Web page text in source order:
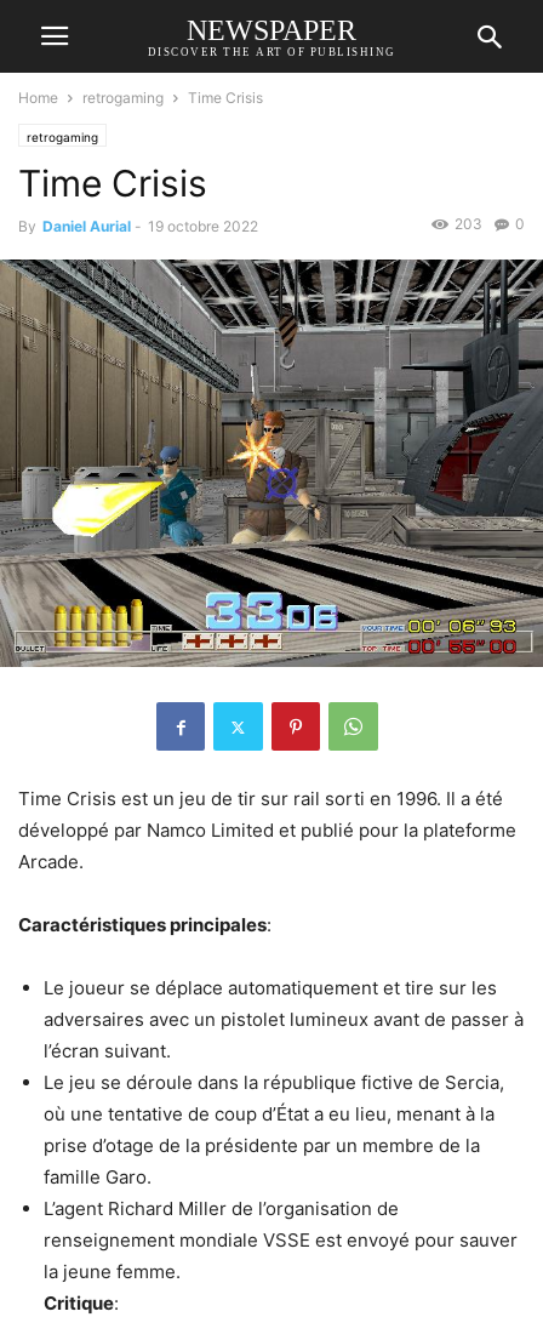
NEWSPAPER
DISCOVER THE ART OF PUBLISHING
Home retrogaming Time Crisis
retrogaming
Time Crisis
By Daniel Aurial - 19 octobre 2022 0
203
Time Crisis est un jeu de tir sur rail sorti en 1996. Il a été
développé par Namco Limited et publié pour la plateforme
Arcade.
Caractéristiques principales:
Le joueur se déplace automatiquement et tire sur les
adversaires avec un pistolet lumineux avant de passer à
l’écran suivant.
Le jeu se déroule dans la république fictive de Sercia,
où une tentative de coup d’État a eu lieu, menant à la
prise d’otage de la présidente par un membre de la
famille Garo.
L’agent Richard Miller de l’organisation de
renseignement mondiale VSSE est envoyé pour sauver
la jeune femme.
Critique: